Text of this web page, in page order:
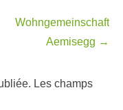
Wohngemeinschaft
Aemisegg →
Les champs